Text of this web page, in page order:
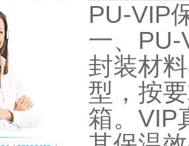
PU-VIP
一、
封装材
型，按
箱。VIP